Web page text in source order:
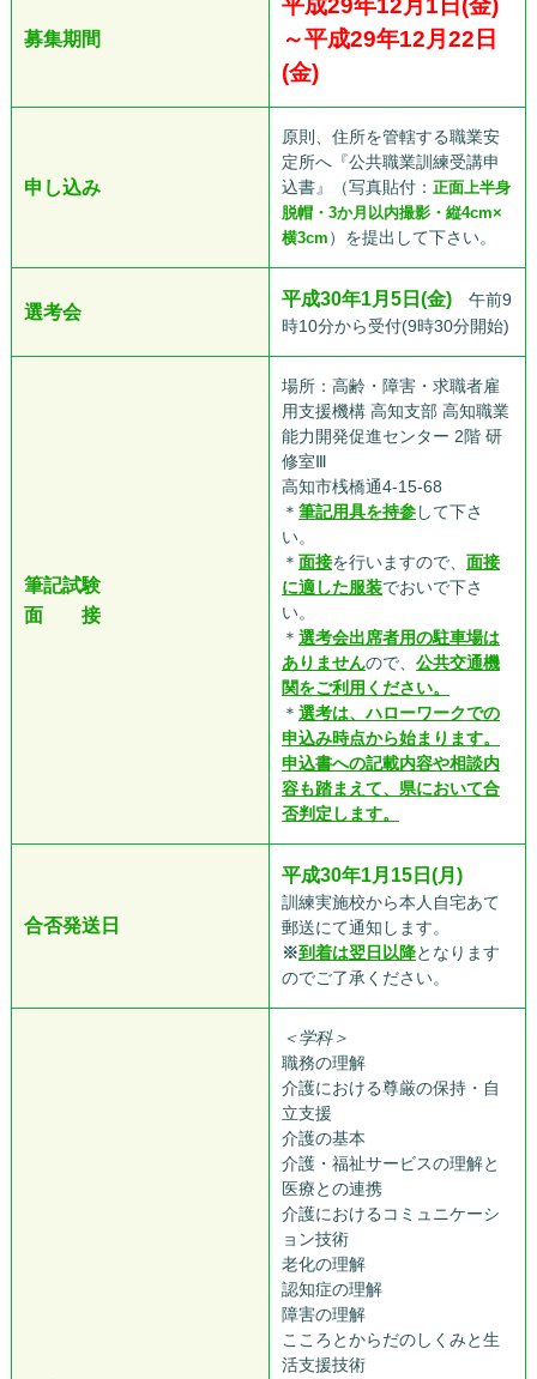
募集期間
平成29年12月1日(金)
～平成29年12月22日
(金)
申し込み
原則、住所を管轄する職業安
定所へ『公共職業訓練受講申
込書』（写真貼付： 正面上半身
脱帽・3か月以内撮影・縦4cm×
横3cm ）を提出して下さい。
選考会
平成30年1月5日(金)午前9
時10分から受付(9時30分開始)
筆記試験
面 接
場所：高齢・障害・求職者雇
用支援機構 高知支部 高知職業
能力開発促進センター 2階 研
修室Ⅲ
高知市桟橋通4-15-68
＊ 筆記用具を持参して下さ
い。
＊ 面接を行いますので、 面接
に適した服装でおいで下さ
い。
＊ 選考会出席者用の駐車場は
ありませんので、 公共交通機
関をご利用ください。
＊ 選考は、ハローワークでの
申込み時点から始まります。
申込書への記載内容や相談内
容も踏まえて、県において合
否判定します。
合否発送日
平成30年1月15日(月)
訓練実施校から本人自宅あて
郵送にて通知します。
※到着は翌日以降となります
のでご了承ください。
＜学科＞
職務の理解
介護における尊厳の保持・自
立支援
介護の基本
介護・福祉サービスの理解と
医療との連携
介護におけるコミュニケーシ
ョン技術
老化の理解
認知症の理解
障害の理解
こころとからだのしくみと生
活支援技術